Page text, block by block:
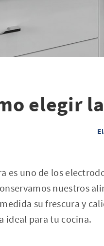
elegir
es uno de los
nuestros
su frescura y
ideal para tu cocina.